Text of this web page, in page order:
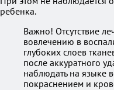
ребенка.
Важно! Отсутствие
вовлечению в
глубоких слоев
после аккуратного
наблюдать на языке
покраснением и